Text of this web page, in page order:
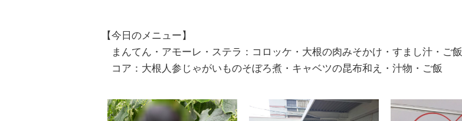
【今日のメニュー】
まんてん・アモーレ・ステラ：コロッケ・大根の肉みそかけ・すまし汁・ご飯
コア：大根人参じゃがいものそぼろ煮・キャベツの昆布和え・汁物・ご飯